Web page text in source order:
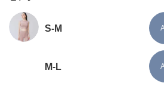
S-M
M-L